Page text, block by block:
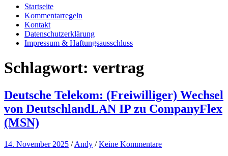
Startseite
Kommentarregeln
Kontakt
Datenschutzerklärung
Impressum & Haftungsausschluss
Schlagwort: vertrag
Deutsche Telekom: (Freiwilliger) Wechsel
von DeutschlandLAN IP zu CompanyFlex
(MSN)
14. November 2025 /Andy /Keine Kommentare